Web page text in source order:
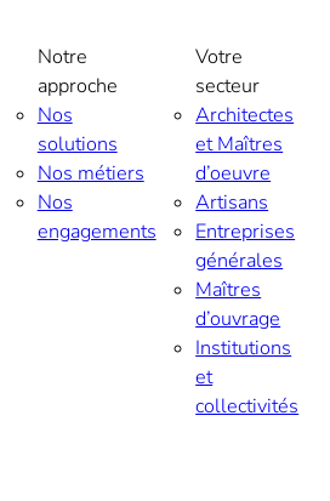
Notre
approche
Nos
solutions
Nos métiers
Nos
engagements
Votre
secteur
Architectes
et Maîtres
d’oeuvre
Artisans
Entreprises
générales
Maîtres
d’ouvrage
Institutions
et
collectivités